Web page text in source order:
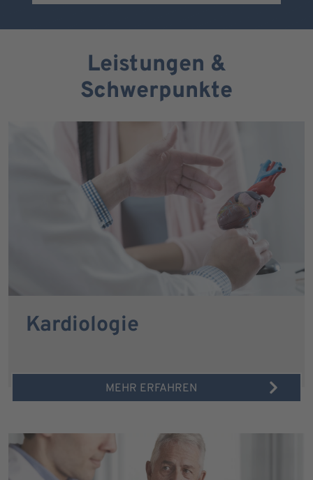
Leistungen &
Schwerpunkte
Kardiologie
MEHR ERFAHREN